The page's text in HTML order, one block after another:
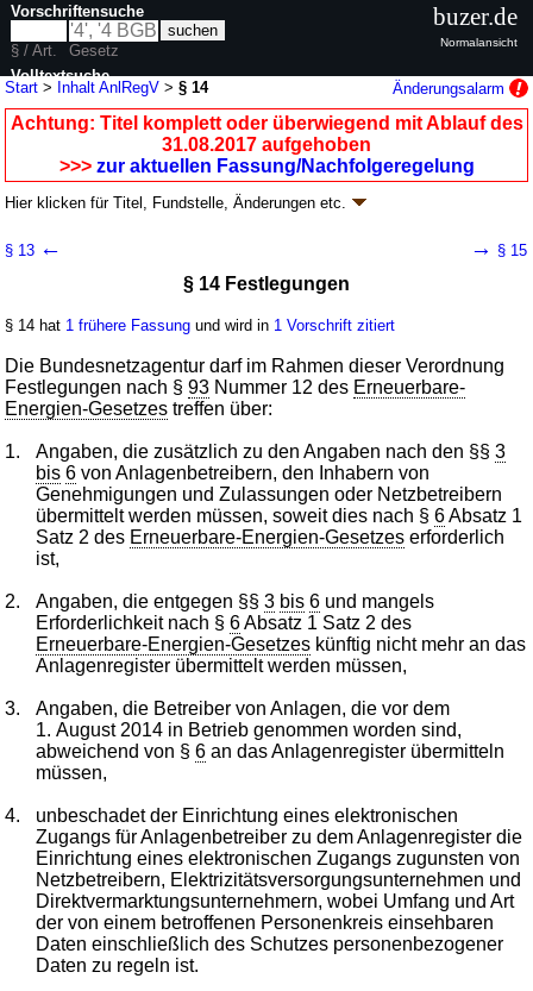
Start > Inhalt AnlRegV >§ 14 Änderungsalarm
Achtung: Titel komplett oder überwiegend mit Ablauf des
31.08.2017 aufgehoben
>>> zur aktuellen Fassung/Nachfolgeregelung
Hier klicken fürTitel, Fundstelle, Änderungen etc.
BGBl. I S. 842
7 weitere Fassungen | wird in 18 Vorschriften zitiert
Abschnitt 4 Sonstige Bestimmungen
§ 13 ← → § 15
§ 14 Festlegungen
§ 14 hat 1 frühere Fassung und wird in 1 Vorschrift zitiert
Die Bundesnetzagentur darf im Rahmen dieser Verordnung
Festlegungen nach §93 Nummer 12 des Erneuerbare-
Energien-Gesetzes treffen über:
1. Angaben, die zusätzlich zu den Angaben nach den §§3
bis 6 von Anlagenbetreibern, den Inhabern von
Genehmigungen und Zulassungen oder Netzbetreibern
übermittelt werden müssen, soweit dies nach §6Absatz 1
Satz 2 des Erneuerbare-Energien-Gesetzes erforderlich
ist,
2. Angaben, die entgegen §§3 bis 6 und mangels
Erforderlichkeit nach §6Absatz 1 Satz 2 des
Erneuerbare-Energien-Gesetzes künftig nicht mehr an das
Anlagenregister übermittelt werden müssen,
3.
Angaben, die Betreiber von Anlagen, die vor dem
1. August 2014 in Betrieb genommen worden sind,
abweichend von §6 an das Anlagenregister übermitteln
müssen,
4.
unbeschadet der Einrichtung eines elektronischen
Zugangs für Anlagenbetreiber zu dem Anlagenregister die
Einrichtung eines elektronischen Zugangs zugunsten von
Netzbetreibern, Elektrizitätsversorgungsunternehmen und
Direktvermarktungsunternehmern, wobei Umfang und Art
der von einem betroffenen Personenkreis einsehbaren
Daten einschließlich des Schutzes personenbezogener
Daten zu regeln ist.
Vorschriftensuche
§ / Art.
Gesetz
Volltextsuche
nur in AnlRegV
buzer.de
Normalansicht